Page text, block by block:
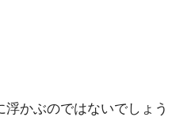
かぶのではないでしょう